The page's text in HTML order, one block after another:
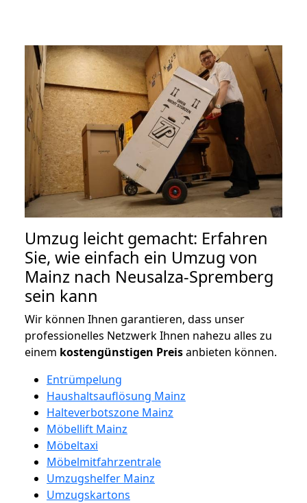
Umzug leicht gemacht: Erfahren
Sie, wie einfach ein Umzug von
Mainz nach Neusalza-Spremberg
sein kann
Wir können Ihnen garantieren, dass unser
professionelles Netzwerk Ihnen nahezu alles zu
einem kostengünstigen Preisanbieten können.
Entrümpelung
Haushaltsauflösung Mainz
Halteverbotszone Mainz
Möbellift Mainz
Möbeltaxi
Möbelmitfahrzentrale
Umzugshelfer Mainz
Umzugskartons